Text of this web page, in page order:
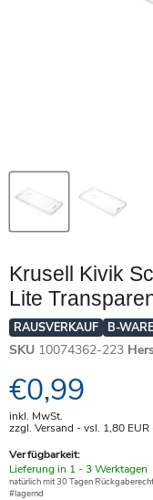
Krusell Kivik
Lite
RAUSVERKAUF B-WARE
SKU 10074362-223
Aktueller Preis
€0,99
inkl. MwSt.
zzgl. Versand - vsl. 1,80 EUR
Verfügbarkeit:
Verfügbar
-
Lieferung in 1 - 3 Werktagen
natürlich mit 30 Tagen Rückgaberecht
#lagernd